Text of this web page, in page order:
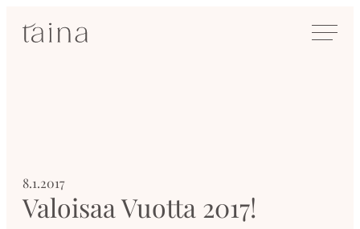
suoraan
SisustusTaina
8.1.2017
Valoisaa Vuotta 2017!